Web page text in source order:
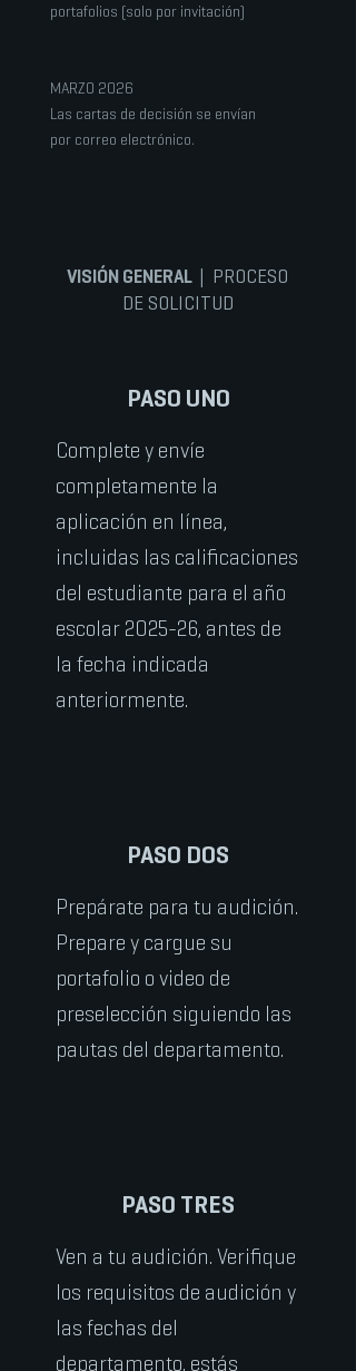
portafolios (solo por invitación)
MARZO 2026
Las cartas de decisión se envían
por correo electrónico.
VISIÓN GENERAL | PROCESO
DE SOLICITUD
PASO UNO
Complete y envíe
completamente la
aplicación en línea,
incluidas las calificaciones
del estudiante para el año
escolar 2025-26, antes de
la fecha indicada
anteriormente.
PASO DOS
Prepárate para tu audición.
Prepare y cargue su
portafolio o video de
preselección siguiendo las
pautas del departamento.
PASO TRES
Ven a tu audición. Verifique
los requisitos de audición y
las fechas del
departamento. estás